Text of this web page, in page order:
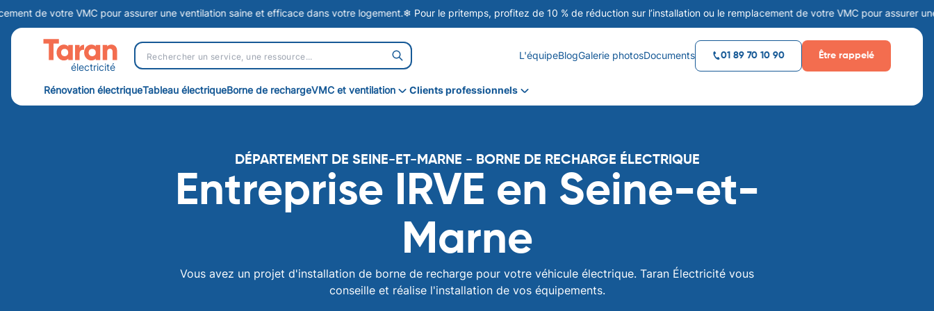
votre VMC pour assurer une ventilation saine et efficace dans votre logement.❄ Pour le pritemps, profitez de 10 % de réduction sur l’installation ou le remplacement de votre VMC pour assurer une
électricité
L'équipeBlogGalerie photosDocuments 01 89 70 10 90 Être rappelé
Rénovation électriqueTableau électriqueBorne de rechargeVMC et ventilation
VPH
Clients professionnels
DÉPARTEMENT DE SEINE-ET-MARNE - BORNE DE RECHARGE ÉLECTRIQUE
Entreprise IRVE en Seine-et-
Marne
Vous avez un projet d'installation de borne de recharge pour votre véhicule électrique. Taran Électricité vous
conseille et réalise l'installation de vos équipements.